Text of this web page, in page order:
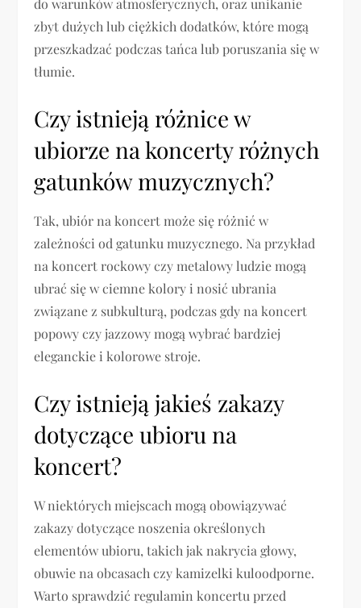
zbyt dużych lub ciężkich dodatków, które mogą
przeszkadzać podczas tańca lub poruszania się w
tłumie.
Czy istnieją różnice w
ubiorze na koncerty różnych
gatunków muzycznych?
Tak, ubiór na koncert może się różnić w
zależności od gatunku muzycznego. Na przykład
na koncert rockowy czy metalowy ludzie mogą
ubrać się w ciemne kolory i nosić ubrania
związane z subkulturą, podczas gdy na koncert
popowy czy jazzowy mogą wybrać bardziej
eleganckie i kolorowe stroje.
Czy istnieją jakieś zakazy
dotyczące ubioru na
koncert?
W niektórych miejscach mogą obowiązywać
zakazy dotyczące noszenia określonych
elementów ubioru, takich jak nakrycia głowy,
obuwie na obcasach czy kamizelki kuloodporne.
Warto sprawdzić regulamin koncertu przed